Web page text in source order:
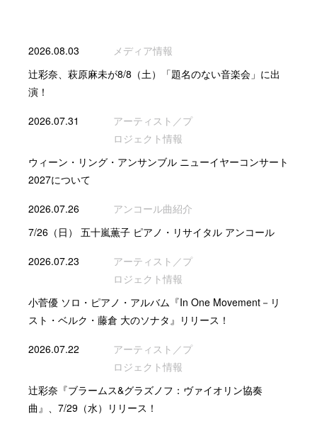
2026.08.03
メディア情報
辻彩奈、萩原麻未が8/8（土）「題名のない音楽会」に出
演！
2026.07.31
アーティスト／プ
ロジェクト情報
ウィーン・リング・アンサンブル ニューイヤーコンサート
2027について
2026.07.26
アンコール曲紹介
7/26（日） 五十嵐薫子 ピアノ・リサイタル アンコール
2026.07.23
アーティスト／プ
ロジェクト情報
小菅優 ソロ・ピアノ・アルバム『In One Movement－リ
スト・ベルク・藤倉 大のソナタ』リリース！
2026.07.22
アーティスト／プ
ロジェクト情報
辻彩奈『ブラームス&グラズノフ：ヴァイオリン協奏
曲』、7/29（水）リリース！